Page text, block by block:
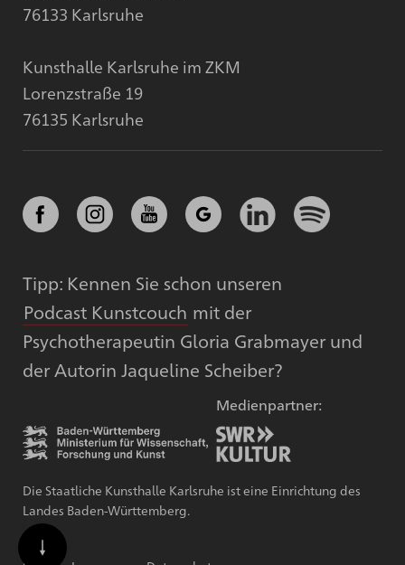
76133 Karlsruhe
Kunsthalle Karlsruhe im ZKM
Lorenzstraße 19
76135 Karlsruhe
Tipp: Kennen Sie schon unseren
Podcast Kunstcouch mit der
Psychotherapeutin Gloria Grabmayer und
der Autorin Jaqueline Scheiber?
Medienpartner:
Die Staatliche Kunsthalle Karlsruhe ist eine Einrichtung des
Landes Baden-Württemberg.